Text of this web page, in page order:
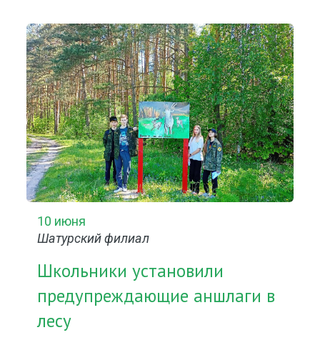
10 июня
Шатурский филиал
Школьники установили
предупреждающие аншлаги в
лесу